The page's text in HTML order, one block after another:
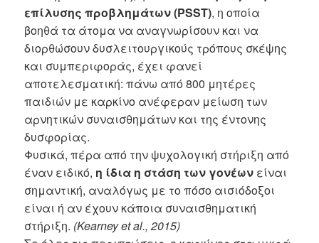
επίλυσης προβλημάτων (PSST), η οποία
βοηθά τα άτομα να αναγνωρίσουν και να
διορθώσουν δυσλειτουργικούς τρόπους σκέψης
και συμπεριφοράς, έχει φανεί
αποτελεσματική: πάνω από 800 μητέρες
παιδιών με καρκίνο ανέφεραν μείωση των
αρνητικών συναισθημάτων και της έντονης
δυσφορίας.
Φυσικά, πέρα από την ψυχολογική στήριξη από
έναν ειδικό, η ίδια η στάση των γονέων είναι
σημαντική, αναλόγως με το πόσο αισιόδοξοι
είναι ή αν έχουν κάποια συναισθηματική
στήριξη. (Kearney et al., 2015)